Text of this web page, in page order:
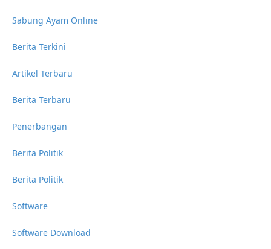
Sabung Ayam Online
Berita Terkini
Artikel Terbaru
Berita Terbaru
Penerbangan
Berita Politik
Berita Politik
Software
Software Download